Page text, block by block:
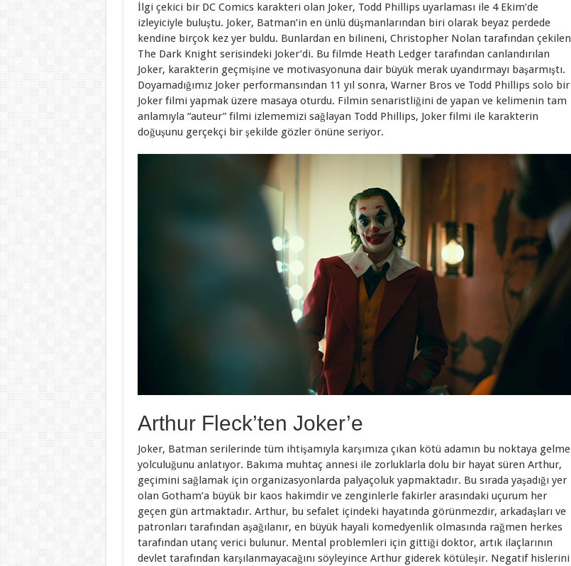
İlgi çekici bir DC Comics karakteri olan Joker, Todd Phillips uyarlaması ile 4 Ekim’de
izleyiciyle buluştu. Joker, Batman’in en ünlü düşmanlarından biri olarak beyaz perdede
kendine birçok kez yer buldu. Bunlardan en bilineni, Christopher Nolan tarafından çekilen
The Dark Knight serisindeki Joker’di. Bu filmde Heath Ledger tarafından canlandırılan
Joker, karakterin geçmişine ve motivasyonuna dair büyük merak uyandırmayı başarmıştı.
Doyamadığımız Joker performansından 11 yıl sonra, Warner Bros ve Todd Phillips solo bir
Joker filmi yapmak üzere masaya oturdu. Filmin senaristliğini de yapan ve kelimenin tam
anlamıyla “auteur” filmi izlememizi sağlayan Todd Phillips, Joker filmi ile karakterin
doğuşunu gerçekçi bir şekilde gözler önüne seriyor.
Arthur Fleck’ten Joker’e
Joker, Batman serilerinde tüm ihtişamıyla karşımıza çıkan kötü adamın bu noktaya gelme
yolculuğunu anlatıyor. Bakıma muhtaç annesi ile zorluklarla dolu bir hayat süren Arthur,
geçimini sağlamak için organizasyonlarda palyaçoluk yapmaktadır. Bu sırada yaşadığı yer
olan Gotham’a büyük bir kaos hakimdir ve zenginlerle fakirler arasındaki uçurum her
geçen gün artmaktadır. Arthur, bu sefalet içindeki hayatında görünmezdir, arkadaşları ve
patronları tarafından aşağılanır, en büyük hayali komedyenlik olmasında rağmen herkes
tarafından utanç verici bulunur. Mental problemleri için gittiği doktor, artık ilaçlarının
devlet tarafından karşılanmayacağını söyleyince Arthur giderek kötüleşir. Negatif hislerini